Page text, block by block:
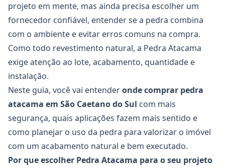
projeto em mente, mas ainda precisa escolher um
fornecedor confiável, entender se a pedra combina
com o ambiente e evitar erros comuns na compra.
Como todo revestimento natural, a Pedra Atacama
exige atenção ao lote, acabamento, quantidade e
instalação.
Neste guia, você vai entenderonde comprar pedra
atacama em São Caetano do Sul com mais
segurança, quais aplicações fazem mais sentido e
como planejar o uso da pedra para valorizar o imóvel
com um acabamento natural e bem executado.
Por que escolher Pedra Atacama para o seu projeto